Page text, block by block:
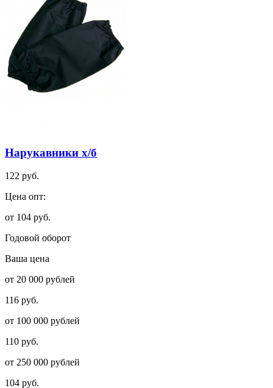
Нарукавники х/б
122 руб.
Цена опт:
от 104 руб.
Годовой оборот
Ваша цена
от 20 000 рублей
116 руб.
от 100 000 рублей
110 руб.
от 250 000 рублей
104 руб.